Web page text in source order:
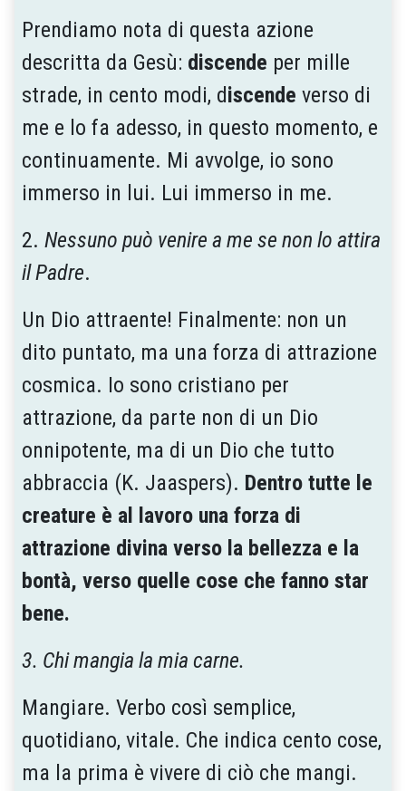
Prendiamo nota di questa azione
descritta da Gesù: discende per mille
strade, in cento modi, discende verso di
me e lo fa adesso, in questo momento, e
continuamente. Mi avvolge, io sono
immerso in lui. Lui immerso in me.
2. Nessuno può venire a me se non lo attira
il Padre.
Un Dio attraente! Finalmente: non un
dito puntato, ma una forza di attrazione
cosmica. Io sono cristiano per
attrazione, da parte non di un Dio
onnipotente, ma di un Dio che tutto
abbraccia (K. Jaaspers). Dentro tutte le
creature è al lavoro una forza di
attrazione divina verso la bellezza e la
bontà, verso quelle cose che fanno star
bene.
3. Chi mangia la mia carne.
Mangiare. Verbo così semplice,
quotidiano, vitale. Che indica cento cose,
ma la prima è vivere di ciò che mangi.